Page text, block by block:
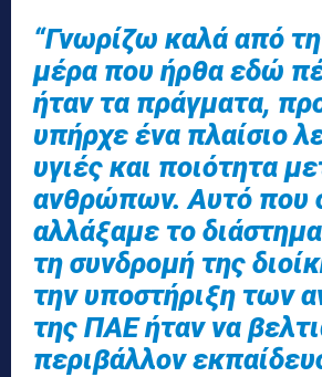
“Γνωρίζω καλά από
μέρα που ήρθα εδώ
ήταν τα πράγματα,
υπήρχε ένα πλαίσιο
υγιές και ποιότητα
ανθρώπων. Αυτό που
αλλάξαμε το
τη συνδρομή της
την υποστήριξη των
της ΠΑΕ ήταν να
περιβάλλον